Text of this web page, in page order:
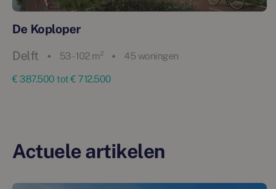
De Koploper
Delft
53 - 102 m²
45 woningen
€ 387.500 tot € 712.500
Actuele artikelen